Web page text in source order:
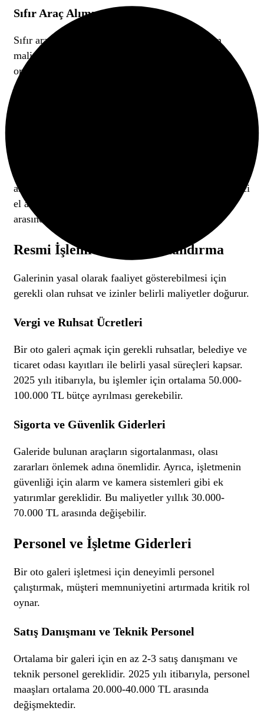
Sıfır Araç Alımı
Sıfır araçlar, yüksek kar marjı sağlasa da yatırım
maliyetini artırır. 2025 yılı itibarıyla, sıfır araçların
ortalama maliyeti 1.000.000 – 3.000.000 TL arasında
değişmektedir.
araç bulundurulması önerilir. 2025 yılı itibarıyla, ikinci
el araç fiyatları ortalama 500.000 – 1.500.000 TL
arasında değişmektedir.
Resmi İşlemler ve Ruhsatlandırma
Galerinin yasal olarak faaliyet gösterebilmesi için
gerekli olan ruhsat ve izinler belirli maliyetler doğurur.
Vergi ve Ruhsat Ücretleri
Bir oto galeri açmak için gerekli ruhsatlar, belediye ve
ticaret odası kayıtları ile belirli yasal süreçleri kapsar.
2025 yılı itibarıyla, bu işlemler için ortalama 50.000-
100.000 TL bütçe ayrılması gerekebilir.
Sigorta ve Güvenlik Giderleri
Galeride bulunan araçların sigortalanması, olası
zararları önlemek adına önemlidir. Ayrıca, işletmenin
güvenliği için alarm ve kamera sistemleri gibi ek
yatırımlar gereklidir. Bu maliyetler yıllık 30.000-
70.000 TL arasında değişebilir.
Personel ve İşletme Giderleri
Bir oto galeri işletmesi için deneyimli personel
çalıştırmak, müşteri memnuniyetini artırmada kritik rol
oynar.
Satış Danışmanı ve Teknik Personel
Ortalama bir galeri için en az 2-3 satış danışmanı ve
teknik personel gereklidir. 2025 yılı itibarıyla, personel
maaşları ortalama 20.000-40.000 TL arasında
değişmektedir.